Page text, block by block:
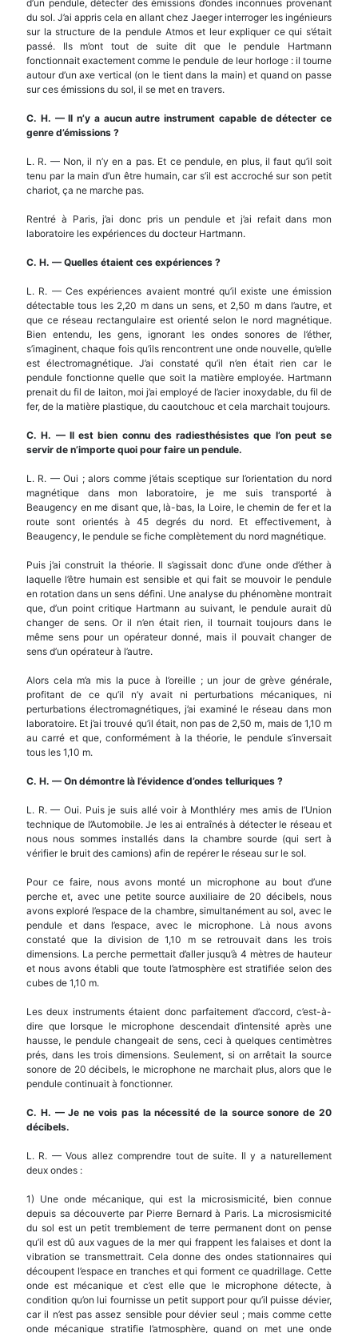
d’un pendule, détecter des émissions d’ondes inconnues provenant
du sol. J’ai appris cela en allant chez Jaeger interroger les ingénieurs
sur la structure de la pendule Atmos et leur expliquer ce qui s’était
passé. Ils m’ont tout de suite dit que le pendule Hartmann
fonctionnait exactement comme le pendule de leur horloge : il tourne
autour d’un axe vertical (on le tient dans la main) et quand on passe
sur ces émissions du sol, il se met en travers.
C. H. —Il n’y a aucun autre instrument capable de détecter ce
genre d’émissions ?
L. R. — Non, il n’y en a pas. Et ce pendule, en plus, il faut qu’il soit
tenu par la main d’un être humain, car s’il est accroché sur son petit
chariot, ça ne marche pas.
Rentré à Paris, j’ai donc pris un pendule et j’ai refait dans mon
laboratoire les expériences du docteur Hartmann.
C. H. — Quelles étaient ces expériences ?
L. R. — Ces expériences avaient montré qu’il existe une émission
détectable tous les 2,20 m dans un sens, et 2,50 m dans l’autre, et
que ce réseau rectangulaire est orienté selon le nord magnétique.
Bien entendu, les gens, ignorant les ondes sonores de l’éther,
s’imaginent, chaque fois qu’ils rencontrent une onde nouvelle, qu’elle
est électromagnétique. J’ai constaté qu’il n’en était rien car le
pendule fonctionne quelle que soit la matière employée. Hartmann
prenait du fil de laiton, moi j’ai employé de l’acier inoxydable, du fil de
fer, de la matière plastique, du caoutchouc et cela marchait toujours.
C. H. —Il est bien connu des radiesthésistes que l’on peut se
servir de n’importe quoi pour faire un pendule.
L. R. — Oui ; alors comme j’étais sceptique sur l’orientation du nord
magnétique dans mon laboratoire, je me suis transporté à
Beaugency en me disant que, là-bas, la Loire, le chemin de fer et la
route sont orientés à 45 degrés du nord. Et effectivement, à
Beaugency, le pendule se fiche complètement du nord magnétique.
Puis j’ai construit la théorie. Il s’agissait donc d’une onde d’éther à
laquelle l’être humain est sensible et qui fait se mouvoir le pendule
en rotation dans un sens défini. Une analyse du phénomène montrait
que, d’un point critique Hartmann au suivant, le pendule aurait dû
changer de sens. Or il n’en était rien, il tournait toujours dans le
même sens pour un opérateur donné, mais il pouvait changer de
sens d’un opérateur à l’autre.
Alors cela m’a mis la puce à l’oreille ; un jour de grève générale,
profitant de ce qu’il n’y avait ni perturbations mécaniques, ni
perturbations électromagnétiques, j’ai examiné le réseau dans mon
laboratoire. Et j’ai trouvé qu’il était, non pas de 2,50 m, mais de 1,10 m
au carré et que, conformément à la théorie, le pendule s’inversait
tous les 1,10 m.
C. H. — On démontre là l’évidence d’ondes telluriques ?
L. R. — Oui. Puis je suis allé voir à Monthléry mes amis de l’Union
technique de l’Automobile. Je les ai entraînés à détecter le réseau et
nous nous sommes installés dans la chambre sourde (qui sert à
vérifier le bruit des camions) afin de repérer le réseau sur le sol.
Pour ce faire, nous avons monté un microphone au bout d’une
perche et, avec une petite source auxiliaire de 20 décibels, nous
avons exploré l’espace de la chambre, simultanément au sol, avec le
pendule et dans l’espace, avec le microphone. Là nous avons
constaté que la division de 1,10 m se retrouvait dans les trois
dimensions. La perche permettait d’aller jusqu’à 4 mètres de hauteur
et nous avons établi que toute l’atmosphère est stratifiée selon des
cubes de 1,10 m.
Les deux instruments étaient donc parfaitement d’accord, c’est-à-
dire que lorsque le microphone descendait d’intensité après une
hausse, le pendule changeait de sens, ceci à quelques centimètres
prés, dans les trois dimensions. Seulement, si on arrêtait la source
sonore de 20 décibels, le microphone ne marchait plus, alors que le
pendule continuait à fonctionner.
C. H. —Je ne vois pas la nécessité de la source sonore de 20
décibels.
L. R. — Vous allez comprendre tout de suite. Il y a naturellement
deux ondes :
1) Une onde mécanique, qui est la microsismicité, bien connue
depuis sa découverte par Pierre Bernard à Paris. La microsismicité
du sol est un petit tremblement de terre permanent dont on pense
qu’il est dû aux vagues de la mer qui frappent les falaises et dont la
vibration se transmettrait. Cela donne des ondes stationnaires qui
découpent l’espace en tranches et qui forment ce quadrillage. Cette
onde est mécanique et c’est elle que le microphone détecte, à
condition qu’on lui fournisse un petit support pour qu’il puisse dévier,
car il n’est pas assez sensible pour dévier seul ; mais comme cette
onde mécanique stratifie l’atmosphère, quand on met une onde